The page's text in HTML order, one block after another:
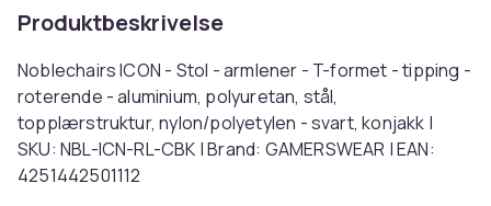
Produktbeskrivelse
Noblechairs ICON - Stol - armlener - T-formet - tipping -
roterende - aluminium, polyuretan, stål,
topplærstruktur, nylon/polyetylen - svart, konjakk |
SKU: NBL-ICN-RL-CBK | Brand: GAMERSWEAR | EAN:
4251442501112